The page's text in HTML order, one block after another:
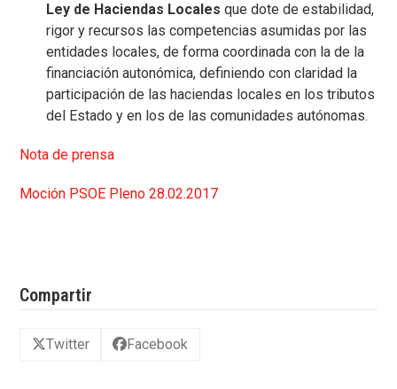
Ley de Haciendas Locales que dote de estabilidad,
rigor y recursos las competencias asumidas por las
entidades locales, de forma coordinada con la de la
financiación autonómica, definiendo con claridad la
participación de las haciendas locales en los tributos
del Estado y en los de las comunidades autónomas.
Nota de prensa
Moción PSOE Pleno 28.02.2017
Compartir
Twitter Facebook